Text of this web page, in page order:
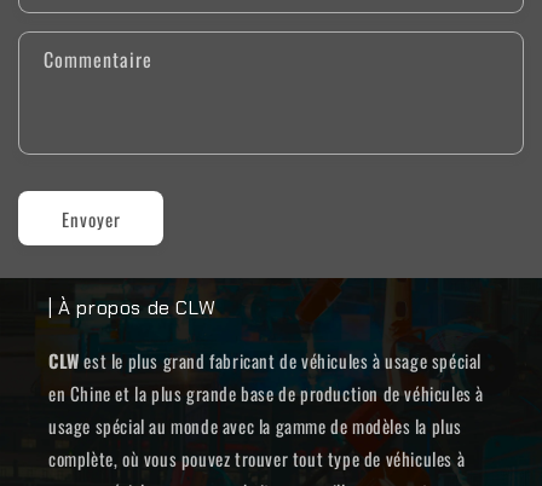
Commentaire
Envoyer
| À propos de CLW
CLWest le plus grand fabricant de véhicules à usage spécial
en Chine et la plus grande base de production de véhicules à
usage spécial au monde avec la gamme de modèles la plus
complète, où vous pouvez trouver tout type de véhicules à